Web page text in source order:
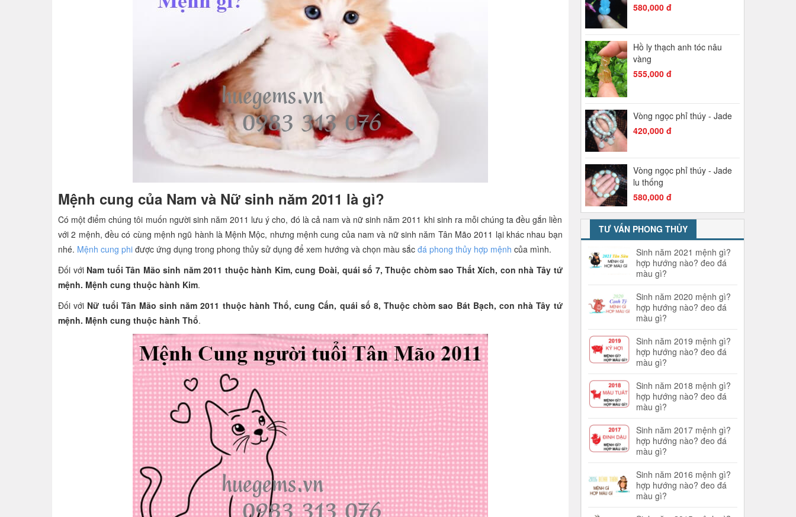
Mệnh cung của Nam và Nữ sinh năm 2011 là gì?
Có một điểm chúng tôi muốn người sinh năm 2011 lưu ý cho, đó là cả nam và nữ sinh năm 2011 khi sinh ra mỗi chúng ta đều gắn liền
với 2 mệnh, đều có cùng mệnh ngũ hành là Mệnh Mộc, nhưng mệnh cung của nam và nữ sinh năm Tân Mão 2011 lại khác nhau bạn
nhé. Mệnh cung phi được ứng dụng trong phong thủy sử dụng để xem hướng và chọn màu sắc đá phong thủy hợp mệnh của mình.
Đối với Nam tuổi Tân Mão sinh năm 2011 thuộc hành Kim, cung Đoài, quái số 7, Thuộc chòm sao Thất Xích, con nhà Tây tứ
mệnh. Mệnh cung thuộc hành Kim.
Đối với Nữ tuổi Tân Mão sinh năm 2011 thuộc hành Thổ, cung Cấn, quái số 8, Thuộc chòm sao Bát Bạch, con nhà Tây tứ
mệnh. Mệnh cung thuộc hành Thổ.
580,000 đ
Hồ ly thạch anh tóc nâu
vàng
555,000 đ
Vòng ngọc phỉ thúy - Jade
420,000 đ
Vòng ngọc phỉ thúy - Jade
lu thống
580,000 đ
TƯ VẤN PHONG THỦY
Sinh năm 2021 mệnh gì?
hợp hướng nào? đeo đá
màu gì?
Sinh năm 2020 mệnh gì?
hợp hướng nào? đeo đá
màu gì?
Sinh năm 2019 mệnh gì?
hợp hướng nào? đeo đá
màu gì?
Sinh năm 2018 mệnh gì?
hợp hướng nào? đeo đá
màu gì?
Sinh năm 2017 mệnh gì?
hợp hướng nào? đeo đá
màu gì?
Sinh năm 2016 mệnh gì?
hợp hướng nào? đeo đá
màu gì?